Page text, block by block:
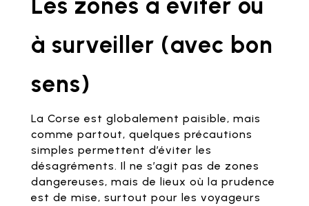
Les zones à éviter ou
à surveiller (avec bon
sens)
La Corse est globalement paisible, mais
comme partout, quelques précautions
simples permettent d’éviter les
désagréments. Il ne s’agit pas de zones
dangereuses, mais de lieux où la prudence
est de mise, surtout pour les voyageurs